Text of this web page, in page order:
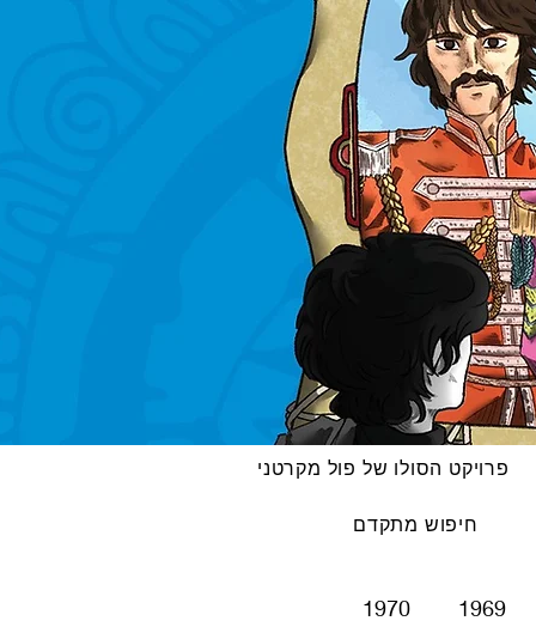
פרויקט הסולו של פול מקרטני
חיפוש מתקדם
1969
1970